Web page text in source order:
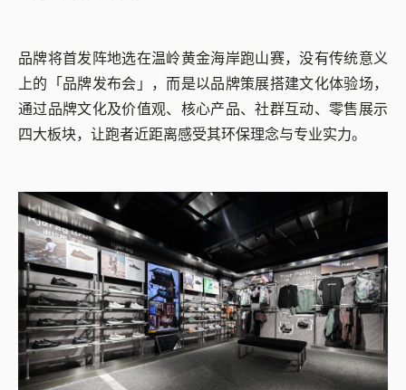
品牌将首发阵地选在温岭黄金海岸跑山赛，没有传统意义
上的「品牌发布会」，而是以品牌策展搭建文化体验场，
通过品牌文化及价值观、核心产品、社群互动、零售展示
四大板块，让跑者近距离感受其环保理念与专业实力。